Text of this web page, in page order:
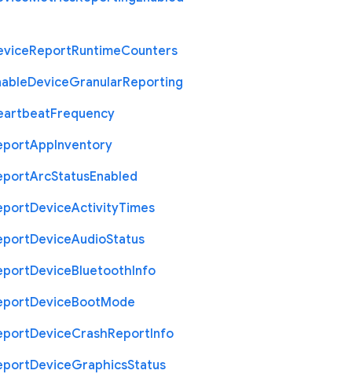
ReportRuntimeCounters
DeviceGranularReporting
Frequency
AppInventory
ArcStatusEnabled
DeviceActivityTimes
DeviceAudioStatus
DeviceBluetoothInfo
DeviceBootMode
DeviceCrashReportInfo
DeviceGraphicsStatus